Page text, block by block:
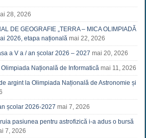
28, 2026
DE GEOGRAFIE „TERRA – MICA OLIMPIADĂ
2026, etapa națională mai 22, 2026
a V a / an școlar 2026 – 2027 mai 20, 2026
Națională de Informatică mai 11, 2026
argint la Olimpiada Națională de Astronomie și
școlar 2026-2027 mai 7, 2026
pasiunea pentru astrofizică i-a adus o bursă
7, 2026